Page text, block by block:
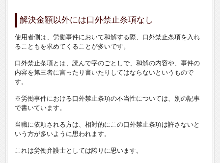
解決金額以外には口外禁止条項なし
使用者側は、労働事件において和解する際、口外禁止条項を入れ
ることもを求めてくることが多いです。
口外禁止条項とは、読んで字のごとしで、和解の内容や、事件の
内容を第三者に言ったり書いたりしてはならないというもので
す。
※労働事件における口外禁止条項の不当性については、別の記事
で書いています。
当職に依頼される方は、相対的にこの口外禁止条項は許さないと
いう方が多いように思われます。
これは労働弁護士としては誇りに思います。